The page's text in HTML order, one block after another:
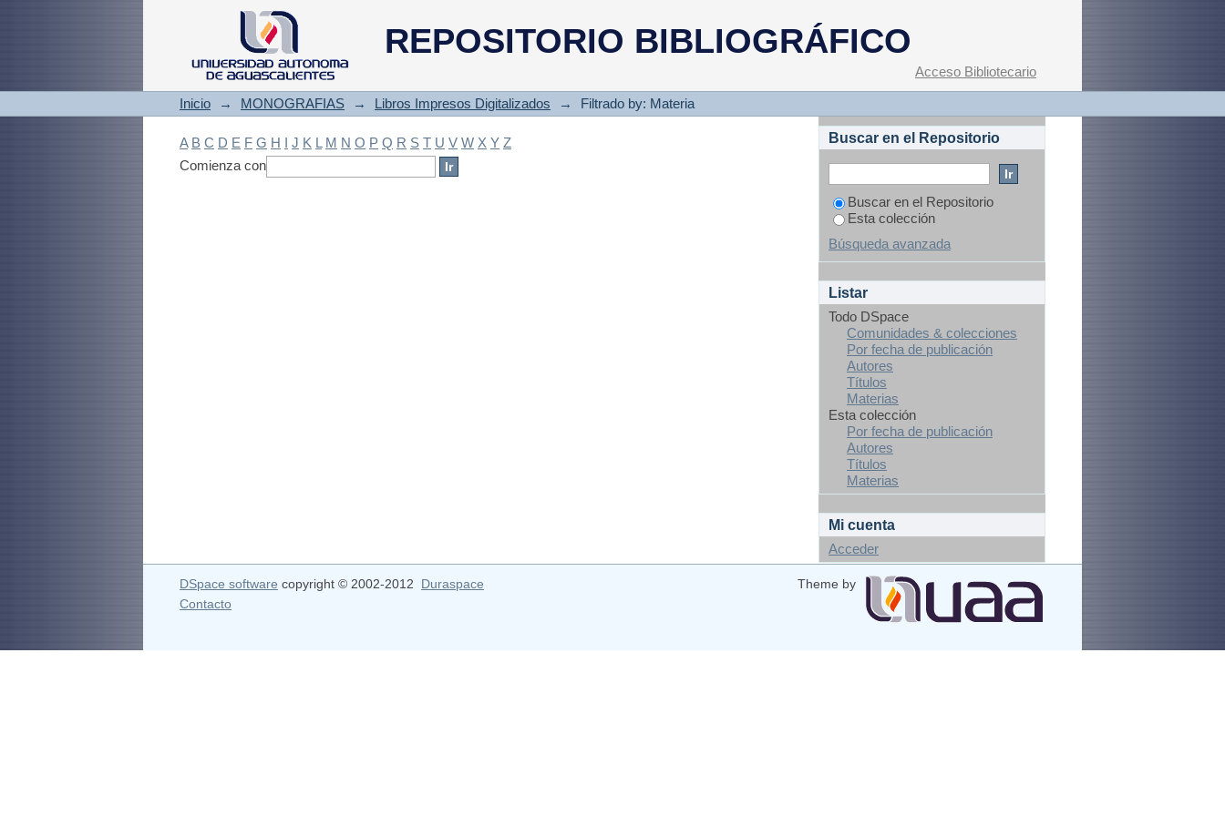
REPOSITORIO BIBLIOGRÁFICO
Filtrado by: Materia
Acceso Bibliotecario
Inicio → MONOGRAFIAS → Libros Impresos Digitalizados → Filtrado by: Materia
A B C D E F G H I J K L M N O P Q R S T U V W X Y Z
Comienza con
Buscar en el Repositorio
Buscar en el Repositorio
Esta colección
Búsqueda avanzada
Listar
Todo DSpace
Comunidades & colecciones
Por fecha de publicación
Autores
Títulos
Materias
Esta colección
Por fecha de publicación
Autores
Títulos
Materias
Mi cuenta
Acceder
DSpace software copyright © 2002-2012 Duraspace
Theme by
Contacto